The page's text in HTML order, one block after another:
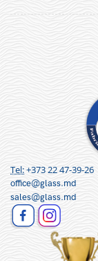
Tel:+373 22 47-39-26
office@glass.md
sales@glass.md